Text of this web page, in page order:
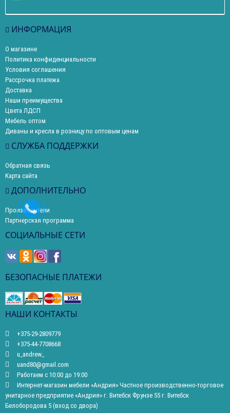
ИНФОРМАЦИЯ
О магазине
Политика конфиденциальности
Условия соглашения
Рассрочка платежа
Доставка
Наши преимущества
Цвета ЛДСП
Мебель оптом
Диваны и кресла в розницу по оптовым ценам
СЛУЖБА ПОДДЕРЖКИ
Обратная связь
Карта сайта
ДОПОЛНИТЕЛЬНО
Производители
Партнерская программа
СОЦИАЛЬНЫЕ СЕТИ
БЕЗОПАСНЫЕ ПЛАТЕЖИ
НАШИ КОНТАКТЫ
+375-29-2809779
+375-44-7708668
u_andrew_
uand80@gmail.com
Работаем с 10:00 до 19:00
Интернет-магазин мебели «Андрия» Частное производственно-торговое
унитарное предприятие «Андрия» г. Витебск Фрунзе 55 г. Витебск
Белобородова 5 (вход со двора)